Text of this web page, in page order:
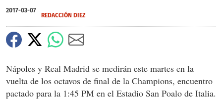
2017-03-07
REDACCIÓN DIEZ
Nápoles y Real Madrid se medirán este martes en la
vuelta de los octavos de final de la Champions, encuentro
pactado para la 1:45 PM en el Estadio San Poalo de Italia.